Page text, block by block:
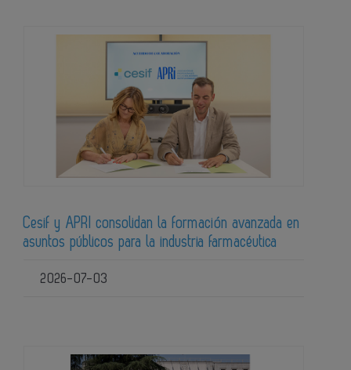
Cesif y APRI consolidan la formación avanzada en
asuntos públicos para la industria farmacéutica
2026-07-03